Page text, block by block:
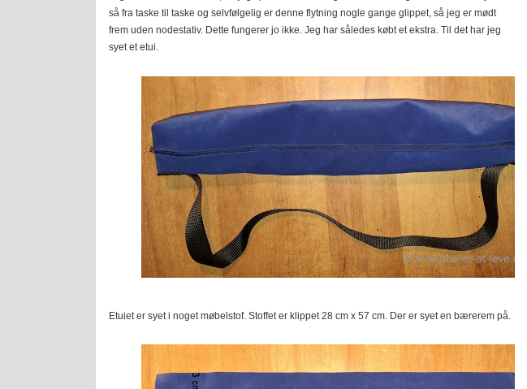
nodestativ
så fra taske til taske og selvfølgelig er denne flytning nogle gange glippet, så jeg er mødt
frem uden nodestativ. Dette fungerer jo ikke. Jeg har således købt et ekstra. Til det har jeg
syet et etui.
Etuiet er syet i noget møbelstof. Stoffet er klippet 28 cm x 57 cm. Der er syet en bærerem på.